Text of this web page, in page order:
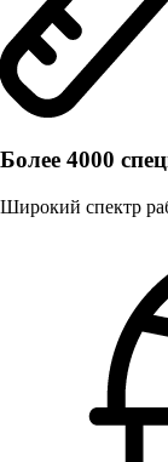
Более 4000
Широкий спектр